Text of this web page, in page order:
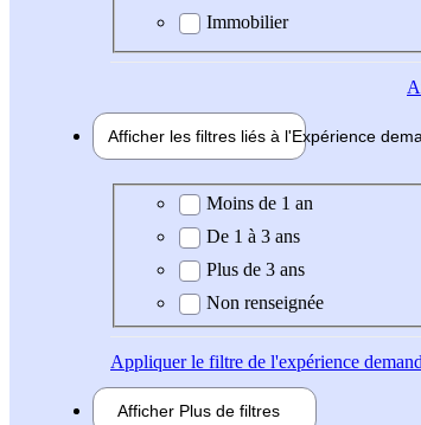
Immobilier
Afficher les filtres liés à l'Expérience
Expérience demandée
Moins de 1 an
De 1 à 3 ans
Plus de 3 ans
Non renseignée
Appliquerle filtre de l'expérience
Afficher Plus de filtres